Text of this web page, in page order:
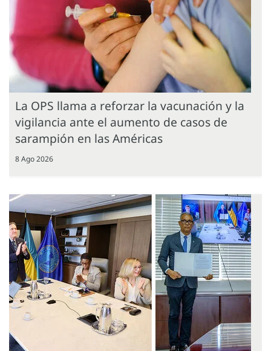
La OPS llama a reforzar la vacunación y la
vigilancia ante el aumento de casos de
sarampión en las Américas
8 Ago 2026